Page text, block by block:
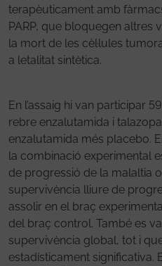
terapèuticament amb
PARP, que bloquegen altres
la mort de les cèl·lules
a letalitat sintètica.
En l’assaig hi van participar
rebre enzalutamida i
enzalutamida més placebo.
la combinació experimental
de progressió de la malaltia
supervivència lliure de
assolir en el braç
del braç control. També es
supervivència global, tot i
estadísticament significativa.